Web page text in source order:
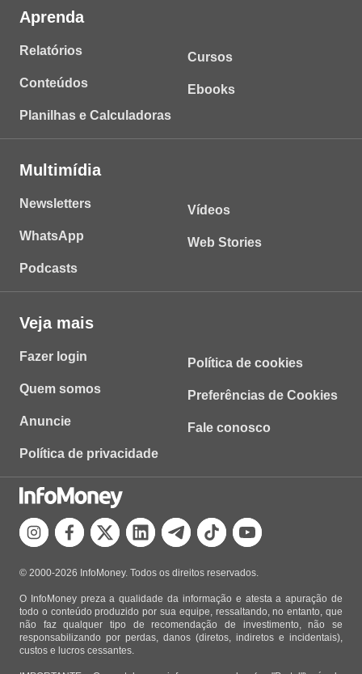
Aprenda
Relatórios
Conteúdos
Planilhas e Calculadoras
Cursos
Ebooks
Multimídia
Newsletters
WhatsApp
Podcasts
Vídeos
Web Stories
Veja mais
Fazer login
Quem somos
Anuncie
Política de privacidade
Política de cookies
Preferências de Cookies
Fale conosco
© 2000-2026 InfoMoney. Todos os direitos reservados.
O InfoMoney preza a qualidade da informação e atesta a apuração de
todo o conteúdo produzido por sua equipe, ressaltando, no entanto, que
não faz qualquer tipo de recomendação de investimento, não se
responsabilizando por perdas, danos (diretos, indiretos e incidentais),
custos e lucros cessantes.